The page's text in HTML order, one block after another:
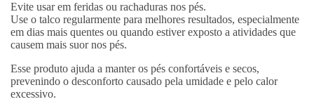
Evite usar em feridas ou rachaduras nos pés.
Use o talco regularmente para melhores resultados, especialmente
em dias mais quentes ou quando estiver exposto a atividades que
causem mais suor nos pés.
Esse produto ajuda a manter os pés confortáveis e secos,
prevenindo o desconforto causado pela umidade e pelo calor
excessivo.